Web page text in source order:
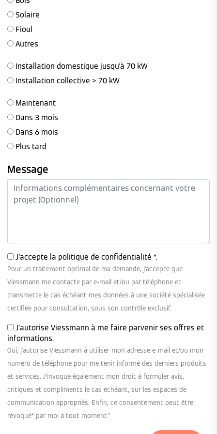
Solaire
Fioul
Autres
Installation domestique jusqu'à 70 kW
Installation collective > 70 kW
Maintenant
Dans 3 mois
Dans 6 mois
Plus tard
Message
J'accepte la politique de confidentialité *.
Pour un traitement optimal de ma demande, j'accepte que
Viessmann me contacte par e-mail et/ou par téléphone et
transmette le cas échéant mes données à une société spécialisée
certifiée pour consultation, sous son contrôle exclusif.
J'autorise Viessmann à me faire parvenir ses offres et
informations.
Oui, j'autorise Viessmann à utiliser mon adresse e-mail et/ou mon
numéro de téléphone pour me tenir informé des derniers produits
et services. J’invoque également mon droit à formuler avis,
critiques et compliments le cas échéant, sur les espaces de
communication appropriés. Enfin, ce consentement peut être
révoqué* par moi à tout moment."